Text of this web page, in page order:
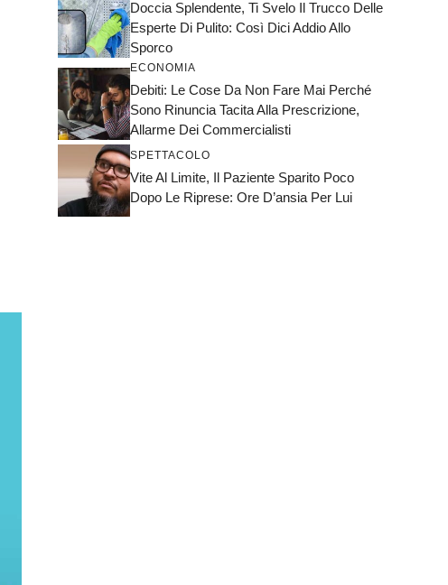
Doccia Splendente, Ti Svelo Il Trucco Delle
Esperte Di Pulito: Così Dici Addio Allo
Sporco
ECONOMIA
Debiti: Le Cose Da Non Fare Mai Perché
Sono Rinuncia Tacita Alla Prescrizione,
Allarme Dei Commercialisti
SPETTACOLO
Vite Al Limite, Il Paziente Sparito Poco
Dopo Le Riprese: Ore D’ansia Per Lui